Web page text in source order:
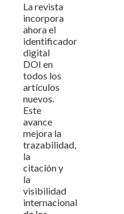
La revista
incorpora
ahora el
identificador
digital
DOI en
todos los
artículos
nuevos.
Este
avance
mejora la
trazabilidad,
la
citación y
la
visibilidad
internacional